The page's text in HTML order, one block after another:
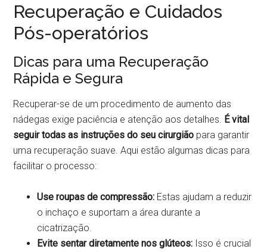
Recuperação e Cuidados
Pós-operatórios
Dicas para uma Recuperação
Rápida e Segura
Recuperar-se de um procedimento de aumento das
nádegas exige paciência e atenção aos detalhes. É vital
seguir todas as instruções do seu cirurgião para garantir
uma recuperação suave. Aqui estão algumas dicas para
facilitar o processo:
Use roupas de compressão: Estas ajudam a reduzir
o inchaço e suportam a área durante a
cicatrização.
Evite sentar diretamente nos glúteos: Isso é crucial